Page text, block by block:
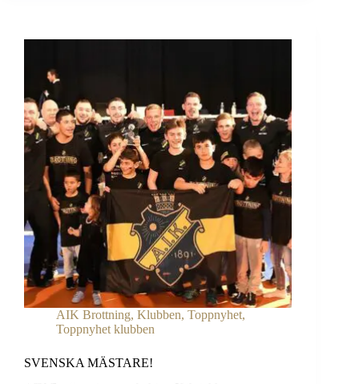
AIK Brottning, Klubben, Toppnyhet,
Toppnyhet klubben
SVENSKA MÄSTARE!